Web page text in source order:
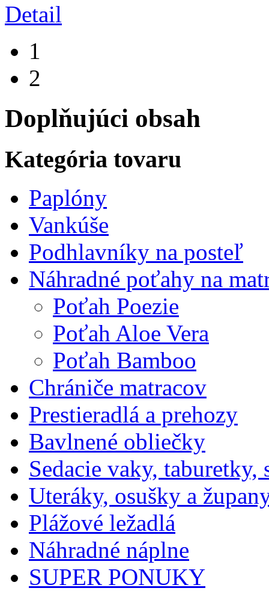
Detail
1
2
Doplňujúci obsah
Kategória tovaru
Paplóny
Vankúše
Podhlavníky na posteľ
Náhradné poťahy na
Poťah Poezie
Poťah Aloe Vera
Poťah Bamboo
Chrániče matracov
Prestieradlá a prehozy
Bavlnené obliečky
Sedacie vaky, taburetky,
Uteráky, osušky a
Plážové ležadlá
Náhradné náplne
SUPER PONUKY